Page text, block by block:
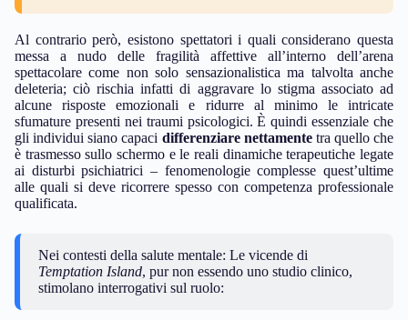
Al contrario però, esistono spettatori i quali considerano questa
messa a nudo delle fragilità affettive all’interno dell’arena
spettacolare come non solo sensazionalistica ma talvolta anche
deleteria; ciò rischia infatti di aggravare lo stigma associato ad
alcune risposte emozionali e ridurre al minimo le intricate
sfumature presenti nei traumi psicologici. È quindi essenziale che
gli individui siano capaci differenziare nettamentetra quello che
è trasmesso sullo schermo e le reali dinamiche terapeutiche legate
ai disturbi psichiatrici – fenomenologie complesse quest’ultime
alle quali si deve ricorrere spesso con competenza professionale
qualificata.
Nei contesti della salute mentale: Le vicende di
Temptation Island, pur non essendo uno studio clinico,
stimolano interrogativi sul ruolo: